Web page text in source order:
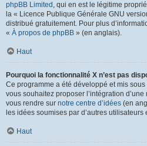
phpBB Limited , qui en est le légitime
la « Licence Publique Générale GNU
distribué gratuitement. Pour plus
« À propos de phpBB » (en anglais).
Haut
Pourquoi la fonctionnalité X n’est pas
Ce programme a été développé et mis
vous souhaitez proposer l’intégration
vous rendre sur notre centre d’idées (en
les idées soumises par d’autres
Haut